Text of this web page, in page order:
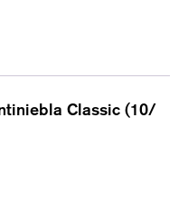
Classic (10/